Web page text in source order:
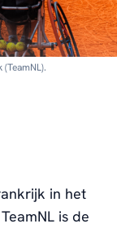
in het
is de